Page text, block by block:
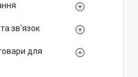
зв'язок
для